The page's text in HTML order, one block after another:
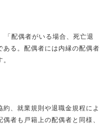
「配偶者がいる場合、死亡退
る。配偶者には内縁の配偶者
、就業規則や退職金規程によ
者も戸籍上の配偶者と同様、